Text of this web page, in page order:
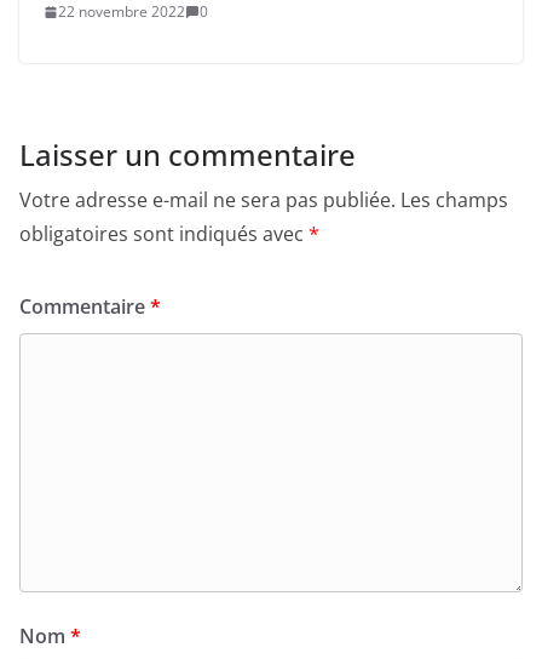
22 novembre 2022 0
Laisser un commentaire
Votre adresse e-mail ne sera pas publiée. Les champs
obligatoires sont indiqués avec *
Commentaire*
Nom *